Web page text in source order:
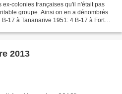
ex-colonies françaises qu'il n'était pas
groupe. Ainsi on en a dénombrés
17 à Tananarive 1951: 4 B-17 à Fort
2013